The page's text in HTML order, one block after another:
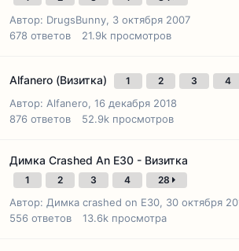
Автор: DrugsBunny, 3 октября 2007
678 ответов 21.9k просмотров
Alfanero (Визитка) 1 2 3 4
Автор: Alfanero, 16 декабря 2018
876 ответов 52.9k просмотров
Димка Crashed An E30 - Визитка
1 2 3 4 28
Автор: Димка crashed on E30, 30 октября
556 ответов 13.6k просмотра